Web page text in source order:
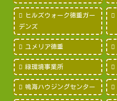
ヒルズウォーク徳重ガー
デンズ
ユメリア徳重
緑環境事業所
鳴海ハウジングセンター